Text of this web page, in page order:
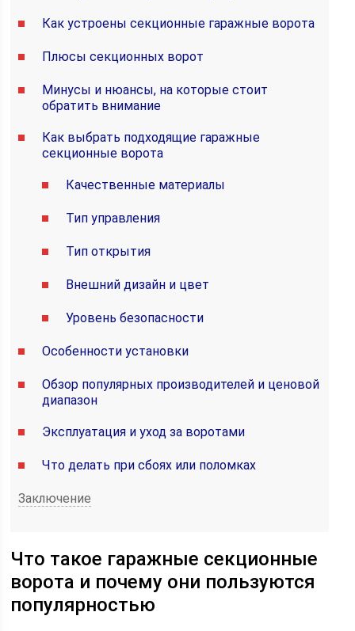
Как устроены секционные гаражные ворота
Плюсы секционных ворот
Минусы и нюансы, на которые стоит
обратить внимание
Как выбрать подходящие гаражные
секционные ворота
Качественные материалы
Тип управления
Тип открытия
Внешний дизайн и цвет
Уровень безопасности
Особенности установки
Обзор популярных производителей и ценовой
диапазон
Эксплуатация и уход за воротами
Что делать при сбоях или поломках
Заключение
Что такое гаражные секционные
ворота и почему они пользуются
популярностью